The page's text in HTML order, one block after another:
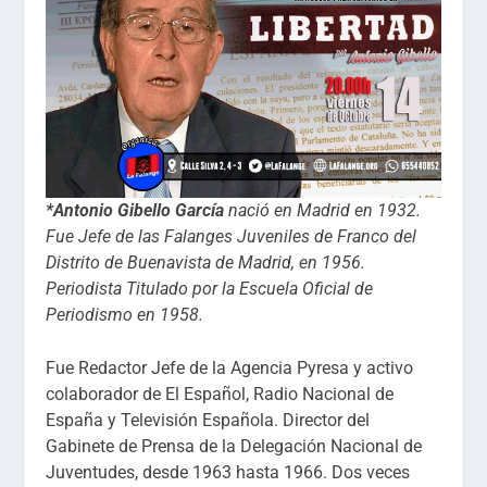
*Antonio Gibello García nació en Madrid en 1932.
Fue Jefe de las Falanges Juveniles de Franco del
Distrito de Buenavista de Madrid, en 1956.
Periodista Titulado por la Escuela Oficial de
Periodismo en 1958.
Fue Redactor Jefe de la Agencia Pyresa y activo
colaborador de El Español, Radio Nacional de
España y Televisión Española. Director del
Gabinete de Prensa de la Delegación Nacional de
Juventudes, desde 1963 hasta 1966. Dos veces